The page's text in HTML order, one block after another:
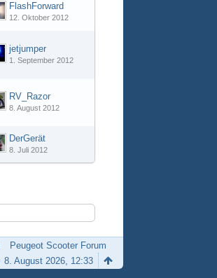
FlashForward
12. Oktober 2012
jetjumper
1. September 2012
RV_Razor
8. August 2012
DerGerät
8. Juli 2012
Peugeot Scooter Forum
8. August 2026, 12:33